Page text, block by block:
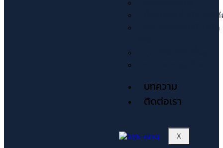
น้ำยาแอร์ น้ำมัน เคมี
ควบคุมอุณหภูมิ ไฟฟ้า
บทความ
ติดต่อเรา
X